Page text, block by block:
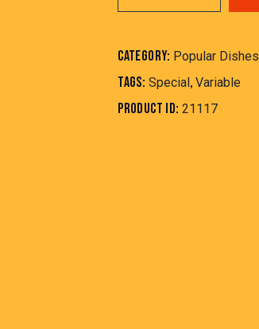
Category: Popular Dishes
Tags: Special,Variable
Product ID: 21117